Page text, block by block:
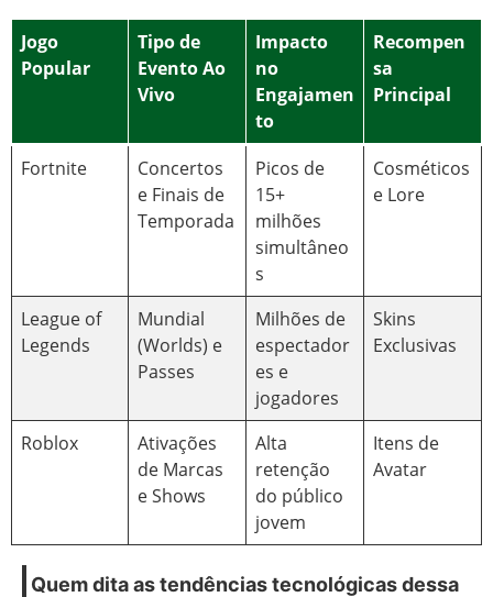
Jogo
Popular
Tipo de
Evento Ao
Vivo
Impacto
no
Engajamen
to
Recompen
sa
Principal
Fortnite
Concertos
e Finais de
Temporada
Picos de
15+
milhões
simultâneo
s
Cosméticos
e Lore
League of
Legends
Mundial
(Worlds) e
Passes
Milhões de
espectador
es e
jogadores
Skins
Exclusivas
Roblox
Ativações
de Marcas
e Shows
Alta
retenção
do público
jovem
Itens de
Avatar
Quem dita as tendências tecnológicas dessa